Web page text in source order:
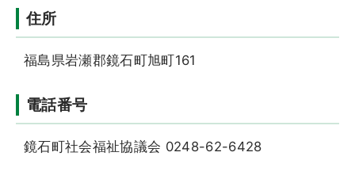
住所
福島県岩瀬郡鏡石町旭町161
電話番号
鏡石町社会福祉協議会 0248-62-6428